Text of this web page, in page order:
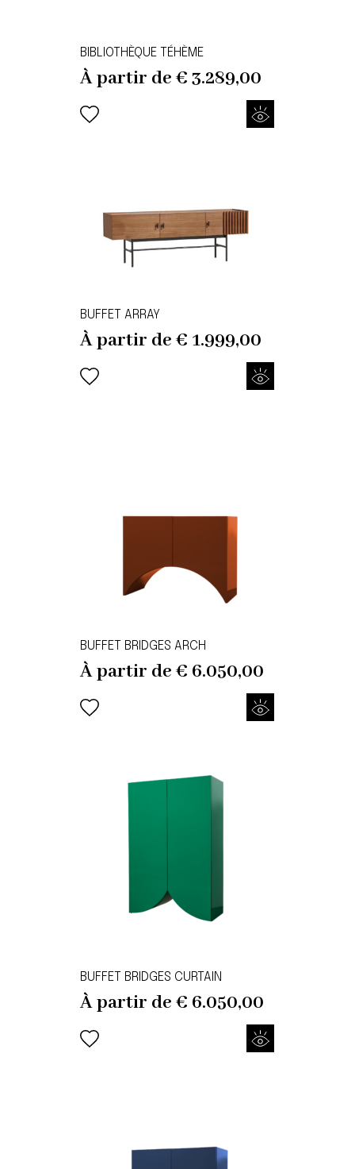
BIBLIOTHÈQUE TÉHÈME
À partir de€ 3.289,00
BUFFET ARRAY
À partir de€ 1.999,00
BUFFET BRIDGES ARCH
À partir de€ 6.050,00
BUFFET BRIDGES CURTAIN
À partir de€ 6.050,00